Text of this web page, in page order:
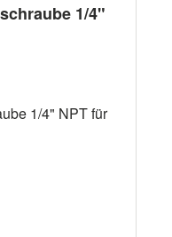
1/4"
1/4" NPT für